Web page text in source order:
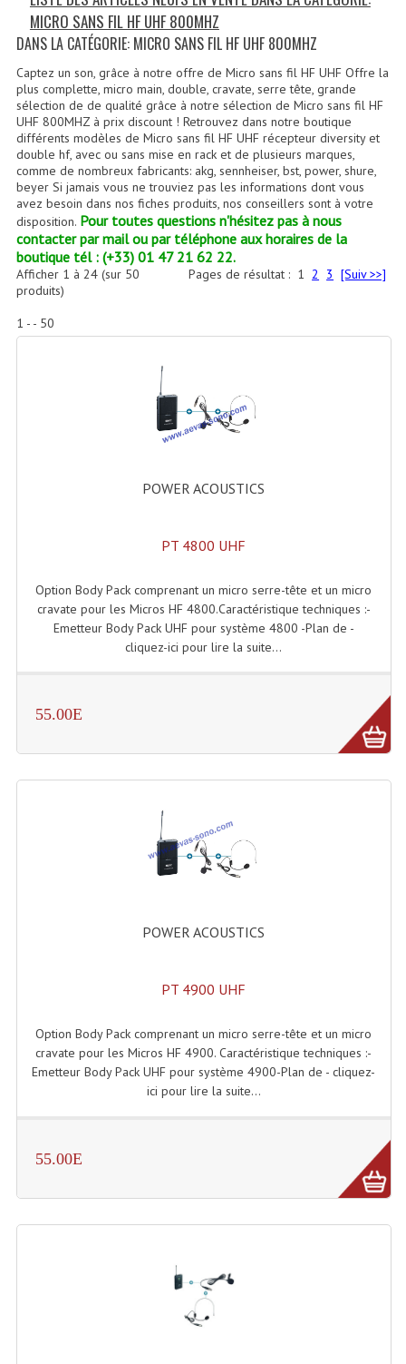
Faire Votre Devis
CATÉGORIES
Sonorisation
Accessoires Pieds Cellules Diamants
Accessoires Enceintes
Accessoires Micro, Pieds De Régie
Cellule (s)
Selecteurs Audio Vidéo
Amplificateurs
Amplificateurs Multi-Canaux
Egaliseur Egaliseurs
Enceintes Et Caissons Basses
Packs Sono
Caisson De Basse Amplifié
Caissons De Basses
Enceintes Hifi
Enceintes Monitoring
Filtres Actifs, Correcteurs
Haut-Parleurs Amplis Guitare
Tweeters Pour Enceintes
MICRO SANS FIL HF UHF 800MHZ
DANS LA CATÉGORIE: MICRO SANS FIL HF UHF 800MHZ
Captez un son, grâce à notre offre de Micro sans fil HF UHF Offre la
plus complette, micro main, double, cravate, serre tête, grande
sélection de de qualité grâce à notre sélection de Micro sans fil HF
UHF 800MHZ à prix discount ! Retrouvez dans notre boutique
différents modèles de Micro sans fil HF UHF récepteur diversity et
double hf, avec ou sans mise en rack et de plusieurs marques,
comme de nombreux fabricants: akg, sennheiser, bst, power, shure,
beyer Si jamais vous ne trouviez pas les informations dont vous
avez besoin dans nos fiches produits, nos conseillers sont à votre
disposition. Pour toutes questions n'hésitez pas à nous
contacter par mail ou par téléphone aux horaires de la
boutique tél : (+33) 01 47 21 62 22.
Pages de résultat : 1 2 3 [Suiv >>]
Afficher 1 à 24(sur 50
produits)
1 - - 50
POWER ACOUSTICS
PT 4800 UHF
Option Body Pack comprenant un micro serre-tête et un micro
cravate pour les Micros HF 4800.Caractéristique techniques :-
Emetteur Body Pack UHF pour système 4800 -Plan de -
cliquez-ici pour lire la suite...
55.00E
POWER ACOUSTICS
PT 4900 UHF
Option Body Pack comprenant un micro serre-tête et un micro
cravate pour les Micros HF 4900. Caractéristique techniques :-
Emetteur Body Pack UHF pour système 4900-Plan de - cliquez-
ici pour lire la suite...
55.00E